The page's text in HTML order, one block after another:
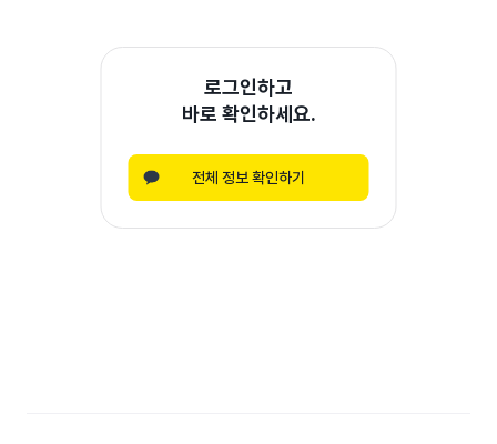
로그인하고
바로 확인하세요.
전체 정보 확인하기